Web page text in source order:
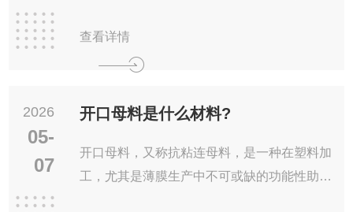
团，这种结构赋予它独特的润滑性和表面活
查看详情
2026
05-
07
开口母料是什么材料?
开口母料，又称抗粘连母料，是一种在塑料加
工，尤其是薄膜生产中不可或缺的功能性助